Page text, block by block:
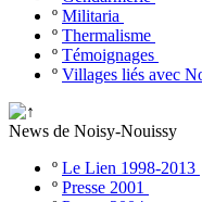
º Militaria
º Thermalisme
º Témoignages
º Villages liés avec
News de Noisy-Nouissy
º Le Lien 1998-2013
º Presse 2001